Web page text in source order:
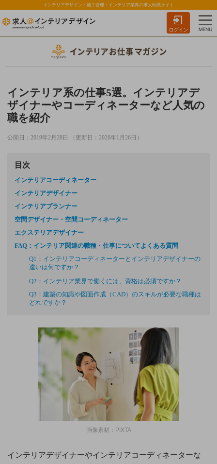
インテリアデザイン・施工管理・インテリア業界の求人転職サイト
ログイン
インテリア系の仕事5選。インテリアデ
ザイナーやコーディネーターなど人気の
職を紹介
公開日：2019年2月28日 （更新日：2026年1月26日）
目次
インテリアコーディネーター
インテリアデザイナー
インテリアプランナー
空間デザイナー・空間コーディネーター
エクステリアデザイナー
FAQ：インテリア関連の職種・仕事についてよくある質問
Q1：インテリアコーディネーターとインテリアデザイナーの
違いは何ですか？
Q2：インテリア業界で働くには、資格は必須ですか？
Q3：建築の知識や図面作成（CAD）のスキルが必要な職種は
どれですか？
画像素材：PIXTA
インテリアデザイナーやインテリアコーディネーターな